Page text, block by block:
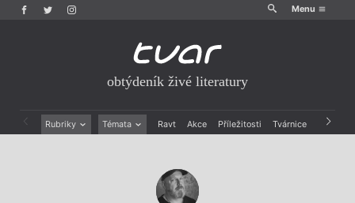
Menu
obtýdeník živé literatury
Rubriky Témata Ravt Akce Příležitosti Tvárnice Archiv